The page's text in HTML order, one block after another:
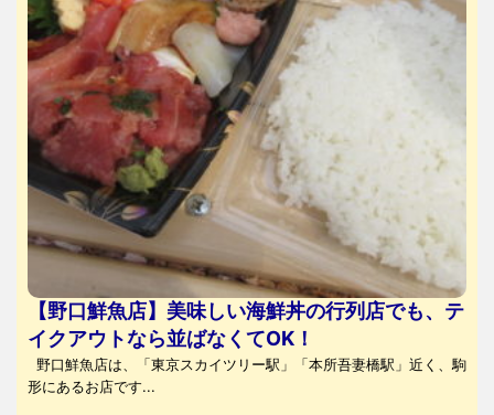
【野口鮮魚店】美味しい海鮮丼の行列店でも、テ
イクアウトなら並ばなくてOK！
野口鮮魚店は、「東京スカイツリー駅」「本所吾妻橋駅」近く、駒
形にあるお店です...